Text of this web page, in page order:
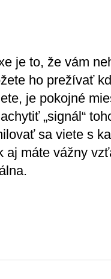
je to, že vám
ho prežívať
je pokojné
„signál“
sa viete s
aj máte vážny